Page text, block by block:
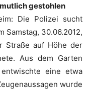
gestohlen
Die Polizei sucht
Samstag, 30.06.2012,
Straße auf Höhe der
Aus dem Garten
eine etwa
wurde